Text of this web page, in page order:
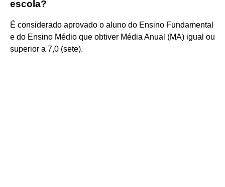
escola?
É considerado aprovado o aluno do Ensino Fundamental
e do Ensino Médio que obtiver Média Anual (MA) igual ou
superior a 7,0 (sete).